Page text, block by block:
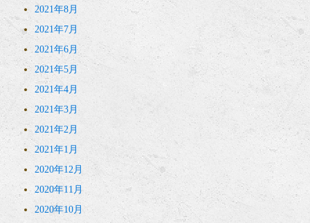
2021年8月
2021年7月
2021年6月
2021年5月
2021年4月
2021年3月
2021年2月
2021年1月
2020年12月
2020年11月
2020年10月